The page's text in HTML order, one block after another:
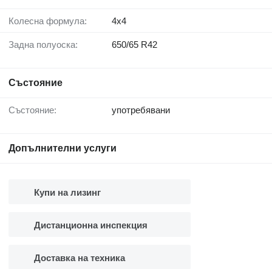
Колесна формула: 4x4
Задна полуоска: 650/65 R42
Състояние
Състояние: употребявани
Допълнителни услуги
Купи на лизинг
Дистанционна инспекция
Доставка на техника